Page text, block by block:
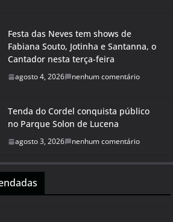
Festa das Neves tem shows de
Fabiana Souto, Jotinha e Santanna, o
Cantador nesta terça-feira
agosto 4, 2026 nenhum comentário
Tenda do Cordel conquista público
no Parque Solon de Lucena
agosto 3, 2026 nenhum comentário